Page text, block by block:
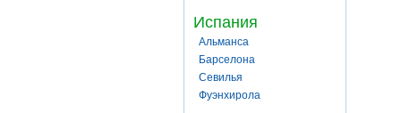
Испания
Альманса
Барселона
Севилья
Фуэнхирола